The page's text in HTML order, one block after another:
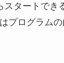
スタートでき
プログラム